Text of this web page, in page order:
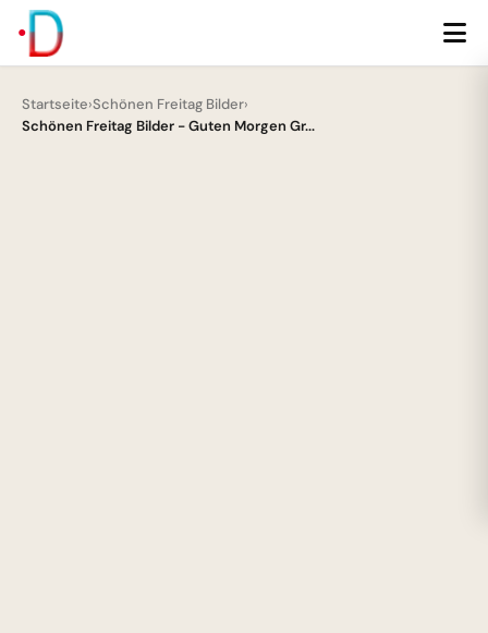
Startseite›Schönen Freitag Bilder›
Schönen Freitag Bilder - Guten Morgen Gr...